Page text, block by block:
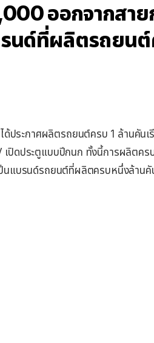
ออกจากสา
นด์ที่ผลิตรถยน
ประกาศผลิตรถยนต์ครบ 1 ล้านคันเ
ปิดประตูแบบปีกนก ทั้งนี้การผลิตคร
นแบรนด์รถยนต์ที่ผลิตครบหนึ่งล้าน